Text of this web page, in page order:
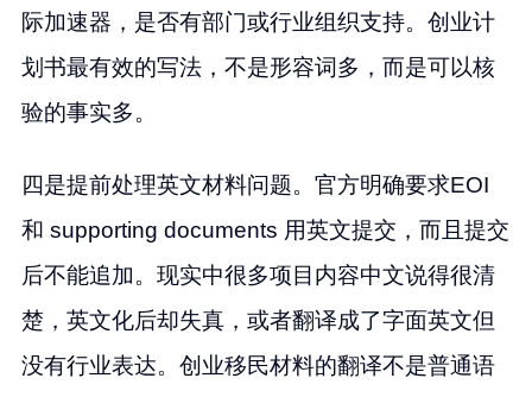
际加速器，是否有部门或行业组织支持。创业计
划书最有效的写法，不是形容词多，而是可以核
验的事实多。
四是提前处理英文材料问题。官方明确要求EOI
和 supporting documents 用英文提交，而且提交
后不能追加。现实中很多项目内容中文说得很清
楚，英文化后却失真，或者翻译成了字面英文但
没有行业表达。创业移民材料的翻译不是普通语